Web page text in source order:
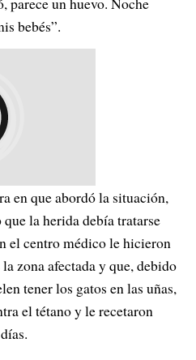
bebés”.
en que abordó la situación,
la herida debía tratarse
el centro médico le hicieron
zona afectada y que, debido
tener los gatos en las uñas,
el tétano y le recetaron